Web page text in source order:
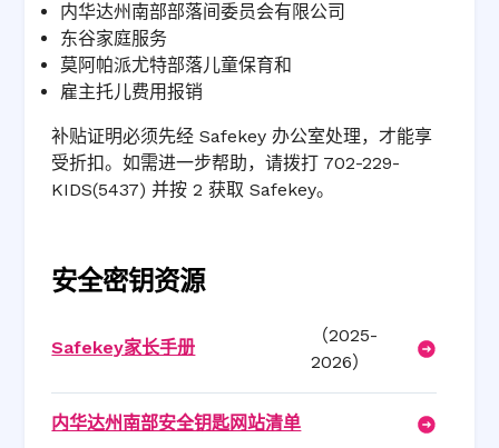
内华达州南部部落间委员会有限公司
东谷家庭服务
莫阿帕派尤特部落儿童保育和
雇主托儿费用报销
补贴证明必须先经 Safekey 办公室处理，才能享
受折扣。如需进一步帮助，请拨打 702-229-
KIDS(5437) 并按 2 获取 Safekey。
安全密钥资源
Safekey家长手册
（2025-
2026）
内华达州南部安全钥匙网站清单